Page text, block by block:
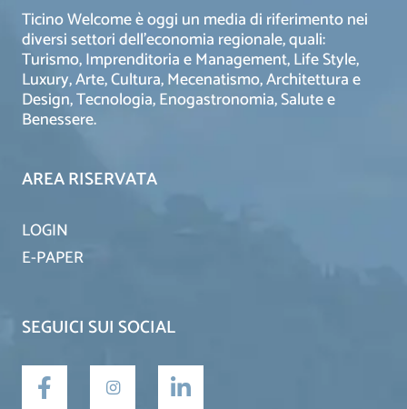
Ticino Welcome è oggi un media di riferimento nei
diversi settori dell’economia regionale, quali:
Turismo, Imprenditoria e Management, Life Style,
Luxury, Arte, Cultura, Mecenatismo, Architettura e
Design, Tecnologia, Enogastronomia, Salute e
Benessere.
AREA RISERVATA
LOGIN
E-PAPER
SEGUICI SUI SOCIAL